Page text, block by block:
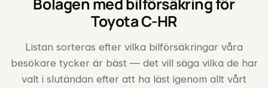
Toyota C-HR
Listan sorteras efter vilka bilförsäkringar våra
besökare tycker är bäst — det vill säga vilka de har
valt i slutändan efter att ha läst igenom allt vårt